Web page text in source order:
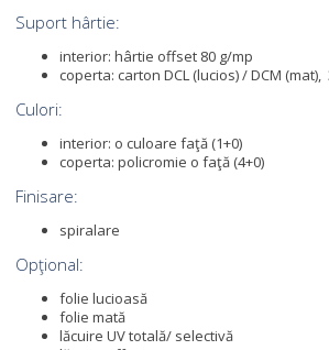
Suport hârtie:
interior: hârtie offset 80 g/mp
coperta: carton DCL (lucios) / DCM
Culori:
interior: o culoare faţă (1+0)
coperta: policromie o faţă (4+0)
Finisare:
spiralare
Opţional:
folie lucioasă
folie mată
lăcuire UV totală/ selectivă